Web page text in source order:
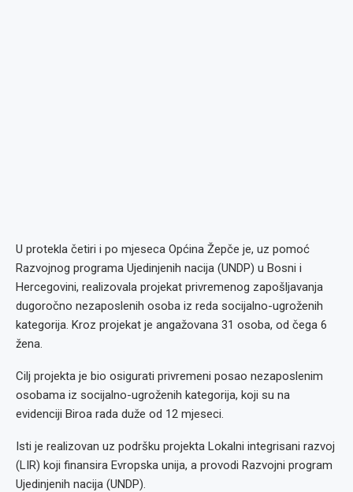
U protekla četiri i po mjeseca Općina Žepče je, uz pomoć
Razvojnog programa Ujedinjenih nacija (UNDP) u Bosni i
Hercegovini, realizovala projekat privremenog zapošljavanja
dugoročno nezaposlenih osoba iz reda socijalno-ugroženih
kategorija. Kroz projekat je angažovana 31 osoba, od čega 6
žena.
Cilj projekta je bio osigurati privremeni posao nezaposlenim
osobama iz socijalno-ugroženih kategorija, koji su na
evidenciji Biroa rada duže od 12 mjeseci.
Isti je realizovan uz podršku projekta Lokalni integrisani razvoj
(LIR) koji finansira Evropska unija, a provodi Razvojni program
Ujedinjenih nacija (UNDP).